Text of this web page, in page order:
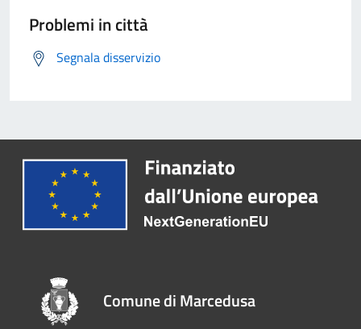
Problemi in città
Segnala disservizio
Comune di Marcedusa